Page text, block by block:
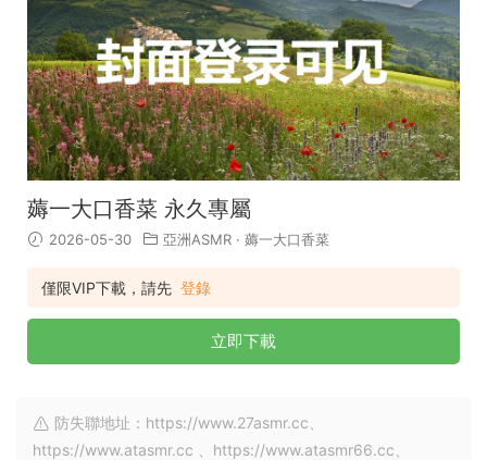
薅一大口香菜 永久專屬
2026-05-30 亞洲ASMR · 薅一大口香菜
僅限VIP下載，請先 登錄
立即下載
防失聯地址：https://www.27asmr.cc、
https://www.atasmr.cc 、https://www.atasmr66.cc、